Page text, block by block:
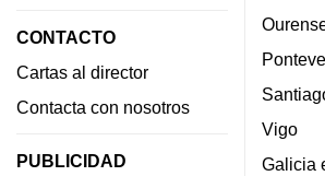
CONTACTO
Cartas al director
Contacta con nosotros
PUBLICIDAD
Vigo
Galicia